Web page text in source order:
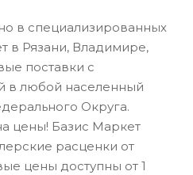
в специализированных
в Рязани, Владимире,
поставки с
в любой населенный
Округа.
цены! Базис Маркет
расценки от
цены доступны от 1